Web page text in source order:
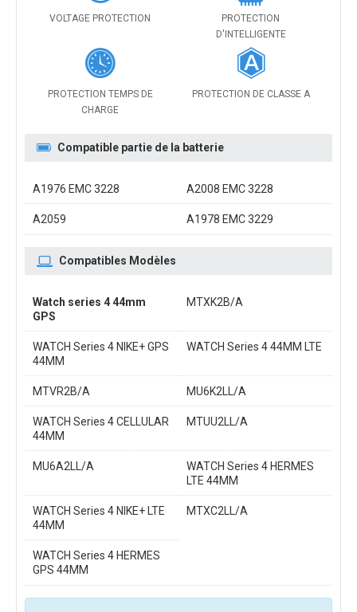
VOLTAGE PROTECTION
PROTECTION
D'INTELLIGENTE
PROTECTION TEMPS DE
CHARGE
PROTECTION DE CLASSE A
Compatible partie de la batterie
A1976 EMC 3228 A2008 EMC 3228
A2059 A1978 EMC 3229
Compatibles Modèles
Watch series 4 44mm
GPS
MTXK2B/A
WATCH Series 4 NIKE+ GPS
44MM
WATCH Series 4 44MM LTE
MTVR2B/A MU6K2LL/A
WATCH Series 4 CELLULAR
44MM
MTUU2LL/A
MU6A2LL/A
WATCH Series 4 HERMES
LTE 44MM
WATCH Series 4 NIKE+ LTE
44MM
MTXC2LL/A
WATCH Series 4 HERMES
GPS 44MM